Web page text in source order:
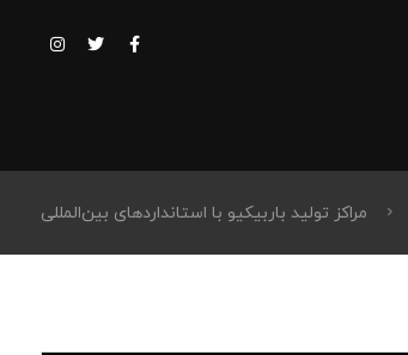
مراکز تولید باربیکیو با استانداردهای بین‌المللی